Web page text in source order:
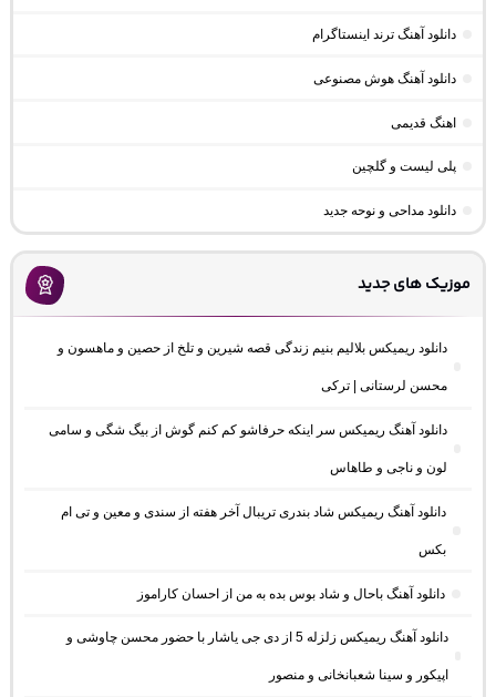
دانلود آهنگ ترند اینستاگرام
دانلود آهنگ هوش مصنوعی
اهنگ قدیمی
پلی لیست و گلچین
دانلود مداحی و نوحه جدید
موزیک های جدید
دانلود ریمیکس بلالیم بنیم زندگی قصه شیرین و تلخ از حصین و ماهسون و
محسن لرستانی | ترکی
دانلود آهنگ ریمیکس سر اینکه حرفاشو کم کنم گوش از بیگ شگی و سامی
لون و ناجی و طاهاس
دانلود آهنگ ریمیکس شاد بندری تریبال آخر هفته از سندی و معین و تی ام
بکس
دانلود آهنگ باحال و شاد بوس بده به من از احسان کاراموز
دانلود آهنگ ریمیکس زلزله 5 از دی جی یاشار با حضور محسن چاوشی و
اپیکور و سینا شعبانخانی و منصور